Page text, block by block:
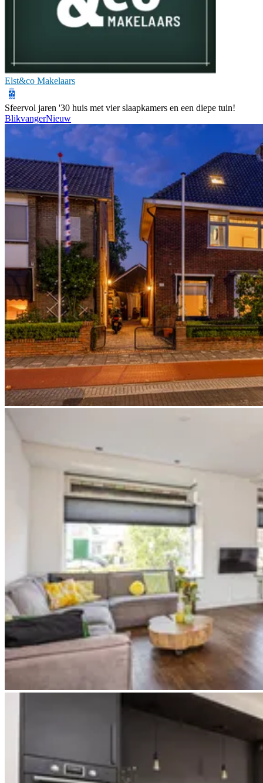
Elst&co Makelaars
Sfeervol jaren '30 huis met vier slaapkamers en een diepe tuin!
BlikvangerNieuw